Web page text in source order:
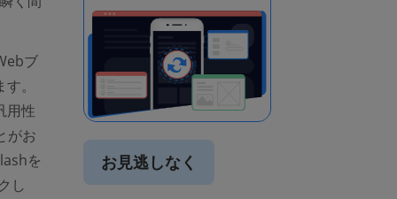
ブ
。
用性
がお
を
し
お見逃しなく